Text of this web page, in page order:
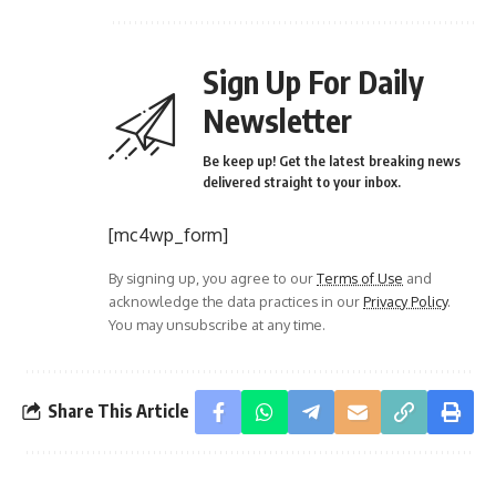
Sign Up For Daily
Newsletter
Be keep up! Get the latest breaking news
delivered straight to your inbox.
[mc4wp_form]
By signing up, you agree to ourTerms of Use and
acknowledge the data practices in ourPrivacy Policy.
You may unsubscribe at any time.
Share This Article